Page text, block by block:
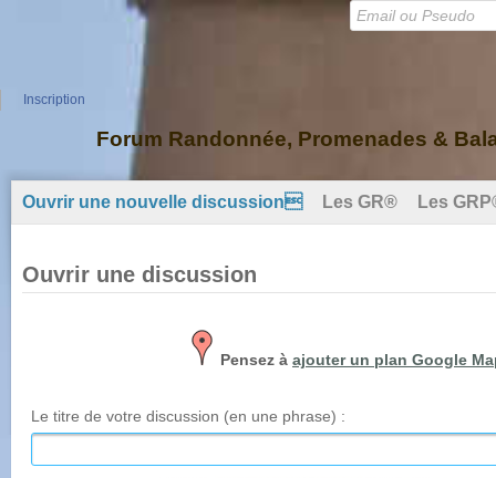
Inscription
Forum Randonnée, Promenades &
Ouvrir une nouvelle discussion Les GR® Les
Ouvrir une discussion
Pensez à ajouter un plan Google
Le titre de votre discussion (en une phrase) :